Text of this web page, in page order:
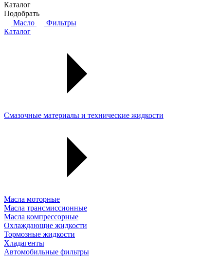
Каталог
Подобрать
Масло
Фильтры
Каталог
Смазочные материалы и технические жидкости
Масла моторные
Масла трансмиссионные
Масла компрессорные
Охлаждающие жидкости
Тормозные жидкости
Хладагенты
Автомобильные фильтры